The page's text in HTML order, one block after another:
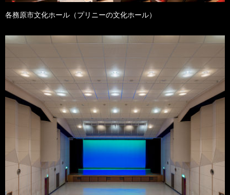
各務原市文化ホール（プリニーの文化ホール）